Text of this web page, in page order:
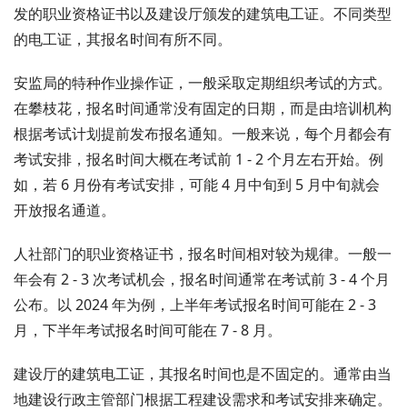
发的职业资格证书以及建设厅颁发的建筑电工证。不同类型
的电工证，其报名时间有所不同。
安监局的特种作业操作证，一般采取定期组织考试的方式。
在攀枝花，报名时间通常没有固定的日期，而是由培训机构
根据考试计划提前发布报名通知。一般来说，每个月都会有
考试安排，报名时间大概在考试前 1 - 2 个月左右开始。例
如，若 6 月份有考试安排，可能 4 月中旬到 5 月中旬就会
开放报名通道。
人社部门的职业资格证书，报名时间相对较为规律。一般一
年会有 2 - 3 次考试机会，报名时间通常在考试前 3 - 4 个月
公布。以 2024 年为例，上半年考试报名时间可能在 2 - 3
月，下半年考试报名时间可能在 7 - 8 月。
建设厅的建筑电工证，其报名时间也是不固定的。通常由当
地建设行政主管部门根据工程建设需求和考试安排来确定。